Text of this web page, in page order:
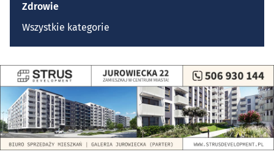
Zdrowie
Wszystkie kategorie